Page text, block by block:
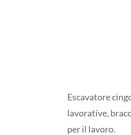
Escavatore
lavorative,
per il lavoro.